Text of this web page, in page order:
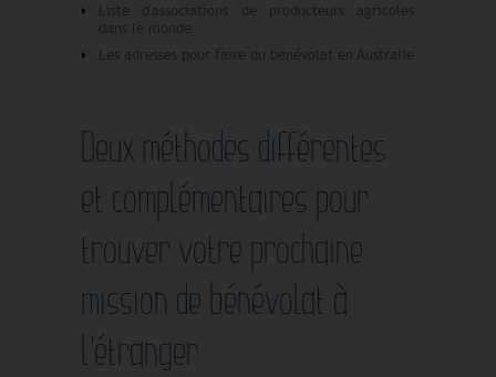
Liste d'associations de producteurs agricoles
dans le monde
Les adresses pour faire du bénévolat en Australie
Deux méthodes différentes
et complémentaires pour
trouver votre prochaine
mission de bénévolat à
l'étranger